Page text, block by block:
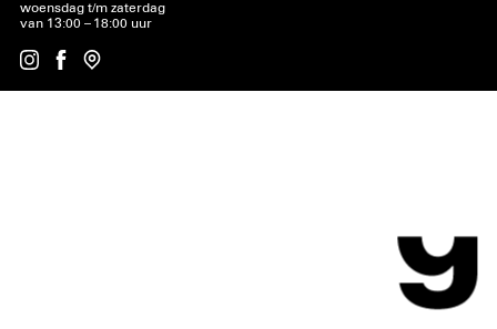
woensdag t/m zaterdag
van 13:00 – 18:00 uur